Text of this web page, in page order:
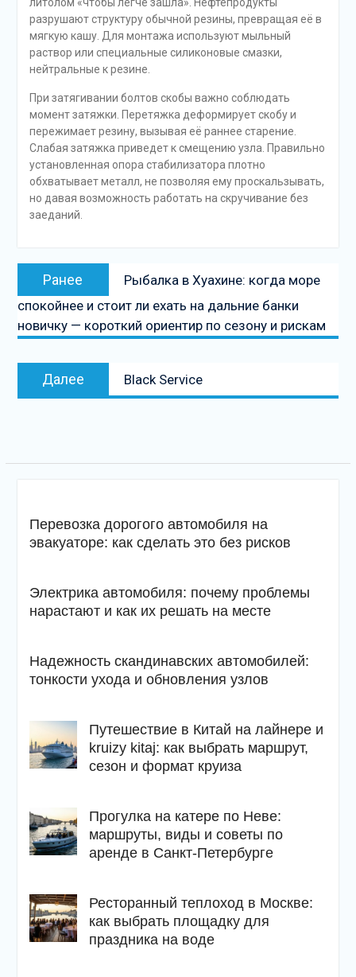
разрушают структуру обычной резины, превращая её в
мягкую кашу. Для монтажа используют мыльный
раствор или специальные силиконовые смазки,
нейтральные к резине.
При затягивании болтов скобы важно соблюдать
момент затяжки. Перетяжка деформирует скобу и
пережимает резину, вызывая её раннее старение.
Слабая затяжка приведет к смещению узла. Правильно
установленная опора стабилизатора плотно
обхватывает металл, не позволяя ему проскальзывать,
но давая возможность работать на скручивание без
заеданий.
Навигация
записям
Ранее
Предыдущая
запись:
Рыбалка в Хуахине: когда море
спокойнее и стоит ли ехать на дальние банки
новичку — короткий ориентир по сезону и рискам
Далее
Следующая
запись
Black Service
Перевозка дорогого автомобиля на
эвакуаторе: как сделать это без рисков
Электрика автомобиля: почему проблемы
нарастают и как их решать на месте
Надежность скандинавских автомобилей:
тонкости ухода и обновления узлов
Путешествие в Китай на лайнере и
kruizy kitaj: как выбрать маршрут,
сезон и формат круиза
Прогулка на катере по Неве:
маршруты, виды и советы по
аренде в Санкт-Петербурге
Ресторанный теплоход в Москве:
как выбрать площадку для
праздника на воде